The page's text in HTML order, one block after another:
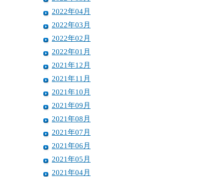
2022年04月
2022年03月
2022年02月
2022年01月
2021年12月
2021年11月
2021年10月
2021年09月
2021年08月
2021年07月
2021年06月
2021年05月
2021年04月